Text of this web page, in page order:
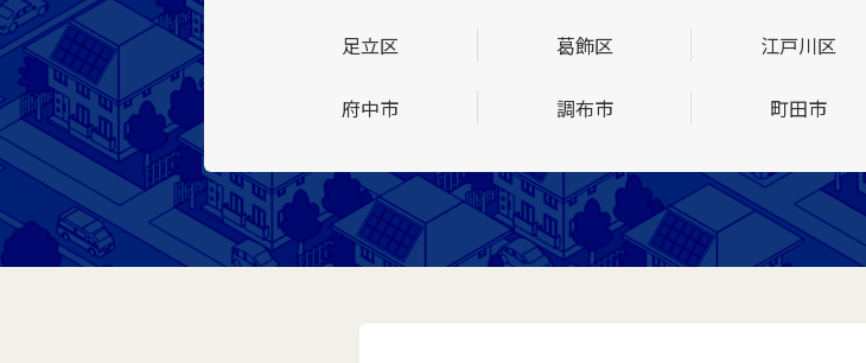
足立区 葛飾区 江戸川区
府中市 調布市 町田市